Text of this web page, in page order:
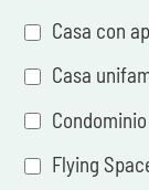
Casa con
Casa
Condominio
Flying